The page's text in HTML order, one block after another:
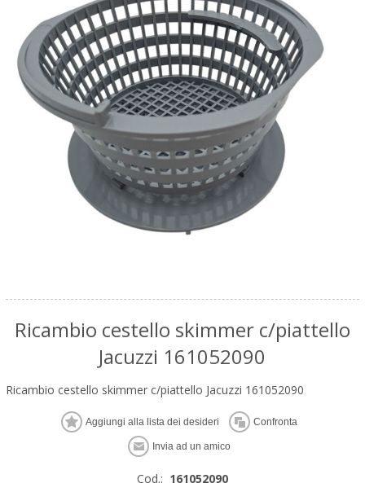
Ricambio cestello skimmer c/piattello
Jacuzzi 161052090
Ricambio cestello skimmer c/piattello Jacuzzi 161052090
Cod.: 161052090